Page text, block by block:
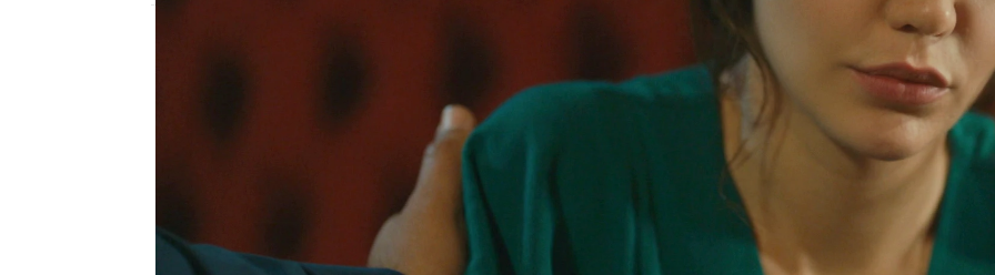
Facebook
Züleyha estaba desesperada. Después de tanto tiempo sin
tener a su hijo cerca, la joven se marcha de la mansión y pone
rumbo al hospital. Allí tiene un fuerte enfrentamiento con
Demir en presencia de Müjgan y Fekeli y termina por
desmayarse.